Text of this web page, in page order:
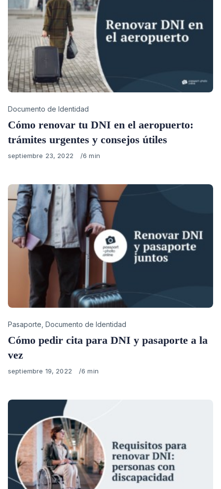
Category
Documento de Identidad
Cómo renovar tu DNI en el aeropuerto:
trámites urgentes y consejos útiles
Published
septiembre 23, 2022 6 min
Category
Pasaporte Documento de Identidad
Cómo pedir cita para DNI y pasaporte a la
vez
Published
septiembre 19, 2022 6 min